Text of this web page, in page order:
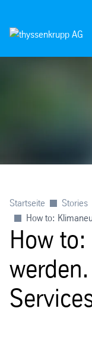
Startseite Stories
How to:
How